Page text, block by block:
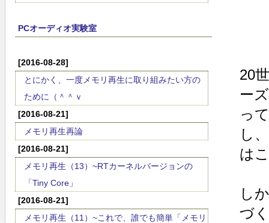
PCオーディオ実験室
[2016-08-28]
とにかく、一度メモリ再生に取り組みたい方の
ために（＾＾ｖ
[2016-08-21]
メモリ再生再論
[2016-08-21]
メモリ再生（13）~RTカーネルバージョンの
「Tiny Core」
[2016-08-21]
メモリ再生（11）~これで、誰でも簡単「メモリ
20
ー
っ
し
は
し
づ